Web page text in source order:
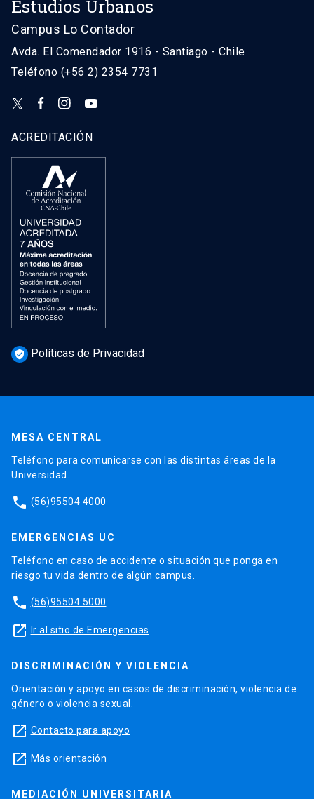
Estudios Urbanos
Campus Lo Contador
Avda. El Comendador 1916 - Santiago - Chile
Teléfono (+56 2) 2354 7731
ACREDITACIÓN
verified_user Políticas de Privacidad
MESA CENTRAL
Teléfono para comunicarse con las distintas áreas de la
Universidad.
phone (56)95504 4000
EMERGENCIAS UC
Teléfono en caso de accidente o situación que ponga en
riesgo tu vida dentro de algún campus.
phone (56)95504 5000
launch Ir al sitio de Emergencias
DISCRIMINACIÓN Y VIOLENCIA
Orientación y apoyo en casos de discriminación, violencia de
género o violencia sexual.
launch Contacto para apoyo
launch Más orientación
MEDIACIÓN UNIVERSITARIA